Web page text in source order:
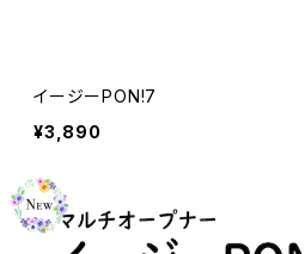
イージーPON!7
¥3,890